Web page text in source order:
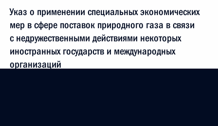
Указ о применении специальных экономических
мер в сфере поставок природного газа в связи
с недружественными действиями некоторых
иностранных государств и международных
организаций